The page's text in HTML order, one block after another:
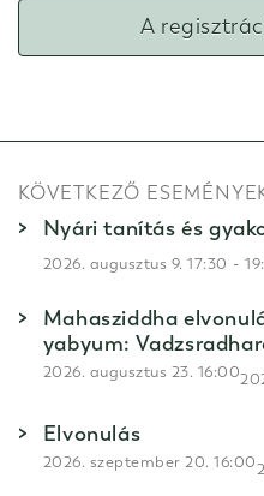
A
KÖVETKEZŐ
Nyári tanítás és
2026. augusztus 9. 17:30 -
Mahasziddha
yabyum:
2026. augusztus 23. 16:00
Elvonulás
2026. szeptember 20. 16:00